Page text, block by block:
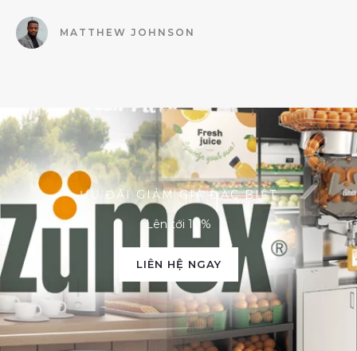
MATTHEW JOHNSON
ƯU ĐÃI GIẢM GIÁ ĐẶC BIỆT
Lên tới 10%
LIÊN HỆ NGAY